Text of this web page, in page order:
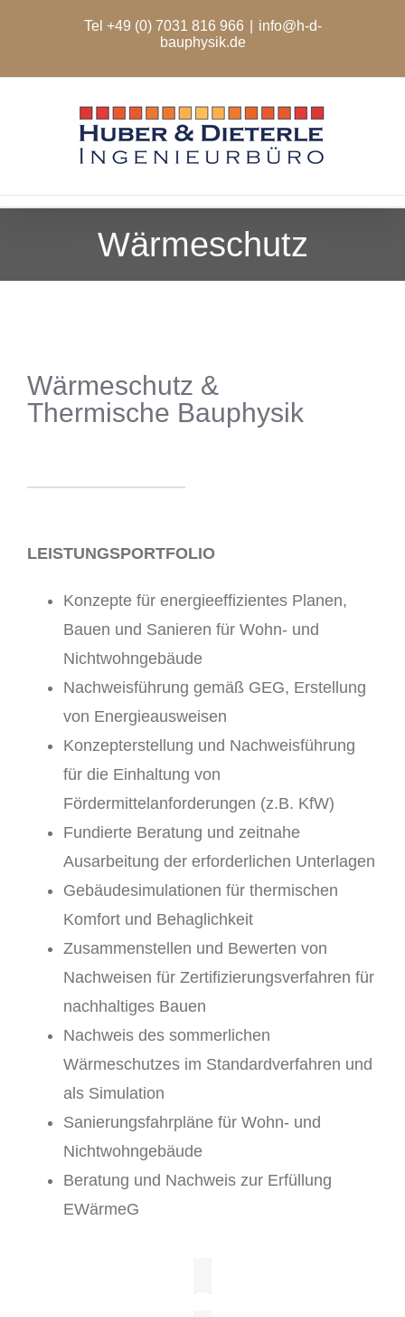
Tel +49 (0) 7031 816 966
info@h-d-
bauphysik.de
Wärmeschutz
Wärmeschutz &
Thermische Bauphysik
LEISTUNGSPORTFOLIO
Konzepte für energieeffizientes Planen,
Bauen und Sanieren für Wohn- und
Nichtwohngebäude
Nachweisführung gemäß GEG, Erstellung
von Energieausweisen
Konzepterstellung und Nachweisführung
für die Einhaltung von
Fördermittelanforderungen (z.B. KfW)
Fundierte Beratung und zeitnahe
Ausarbeitung der erforderlichen Unterlagen
Gebäudesimulationen für thermischen
Komfort und Behaglichkeit
Zusammenstellen und Bewerten von
Nachweisen für Zertifizierungsverfahren für
nachhaltiges Bauen
Nachweis des sommerlichen
Wärmeschutzes im Standardverfahren und
als Simulation
Sanierungsfahrpläne für Wohn- und
Nichtwohngebäude
Beratung und Nachweis zur Erfüllung
EWärmeG